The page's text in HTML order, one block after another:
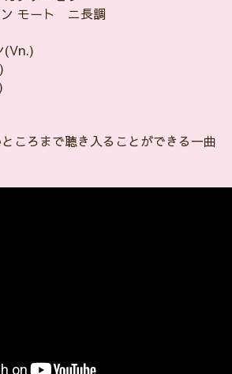
ート ニ長調
(Vn.)
ころまで聴き入ることができる一曲